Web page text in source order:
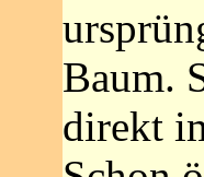
Baum.
direkt